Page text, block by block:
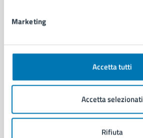
Marketing
Accetta tutti
Accetta selezionati
Rifiuta
Anagrafe e stato civile
Giustizia e sicurezza pubblica
Salute, benessere e assistenza
Servizi Cimiteriali